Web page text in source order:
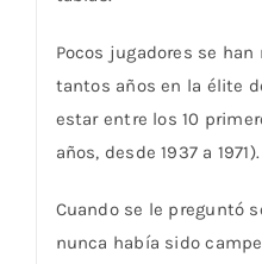
Pocos jugadores se
tantos años en la élite
estar entre los 10
años, desde 1937 a 1971).
Cuando se le preguntó
nunca había sido